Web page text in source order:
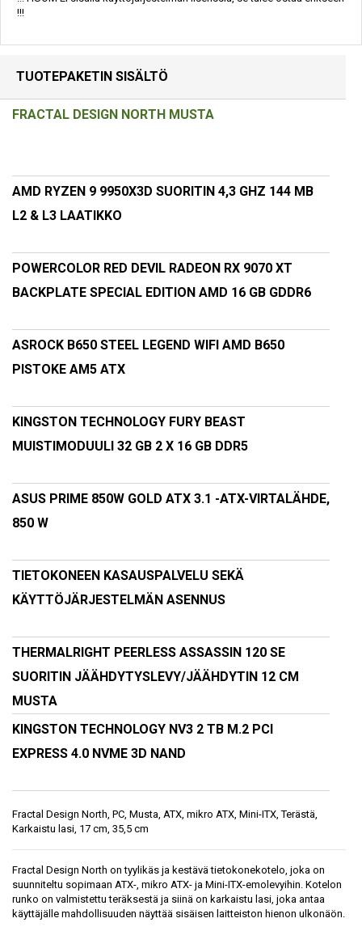
!!!
TUOTEPAKETIN SISÄLTÖ
FRACTAL DESIGN NORTH MUSTA
AMD RYZEN 9 9950X3D SUORITIN 4,3 GHZ 144 MB
L2 & L3 LAATIKKO
POWERCOLOR RED DEVIL RADEON RX 9070 XT
BACKPLATE SPECIAL EDITION AMD 16 GB GDDR6
ASROCK B650 STEEL LEGEND WIFI AMD B650
PISTOKE AM5 ATX
KINGSTON TECHNOLOGY FURY BEAST
MUISTIMODUULI 32 GB 2 X 16 GB DDR5
ASUS PRIME 850W GOLD ATX 3.1 -ATX-VIRTALÄHDE,
850 W
TIETOKONEEN KASAUSPALVELU SEKÄ
KÄYTTÖJÄRJESTELMÄN ASENNUS
THERMALRIGHT PEERLESS ASSASSIN 120 SE
SUORITIN JÄÄHDYTYSLEVY/JÄÄHDYTIN 12 CM
MUSTA
KINGSTON TECHNOLOGY NV3 2 TB M.2 PCI
EXPRESS 4.0 NVME 3D NAND
Fractal Design North, PC, Musta, ATX, mikro ATX, Mini-ITX, Terästä,
Karkaistu lasi, 17 cm, 35,5 cm
Fractal Design North on tyylikäs ja kestävä tietokonekotelo, joka on
suunniteltu sopimaan ATX-, mikro ATX- ja Mini-ITX-emolevyihin. Kotelon
runko on valmistettu teräksestä ja siinä on karkaistu lasi, joka antaa
käyttäjälle mahdollisuuden näyttää sisäisen laitteiston hienon ulkonäön.